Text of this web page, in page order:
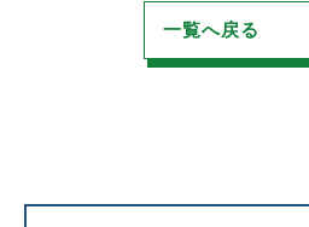
一覧へ戻る